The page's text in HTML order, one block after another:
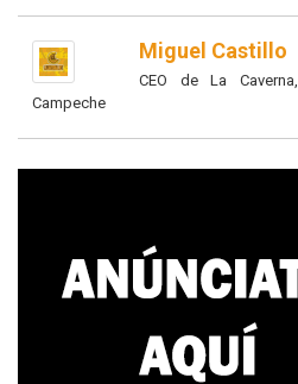
Miguel Castillo
CEO de La
Campeche